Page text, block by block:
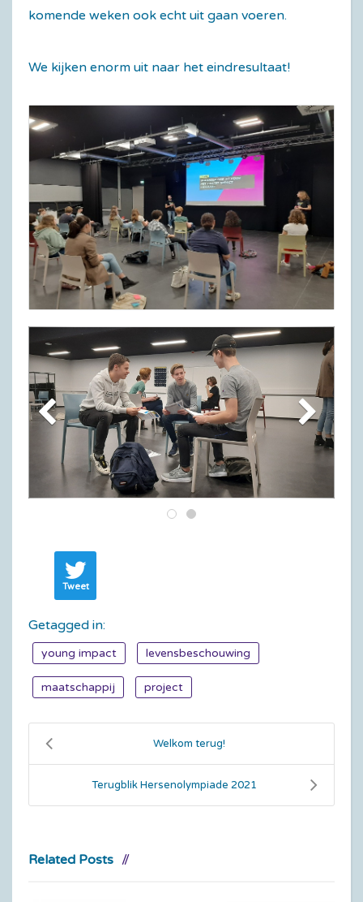
komende weken ook echt uit gaan voeren.
We kijken enorm uit naar het eindresultaat!
Tweet
Getagged in:
young impact levensbeschouwing
maatschappij project
Welkom terug!
Terugblik Hersenolympiade 2021
Related Posts